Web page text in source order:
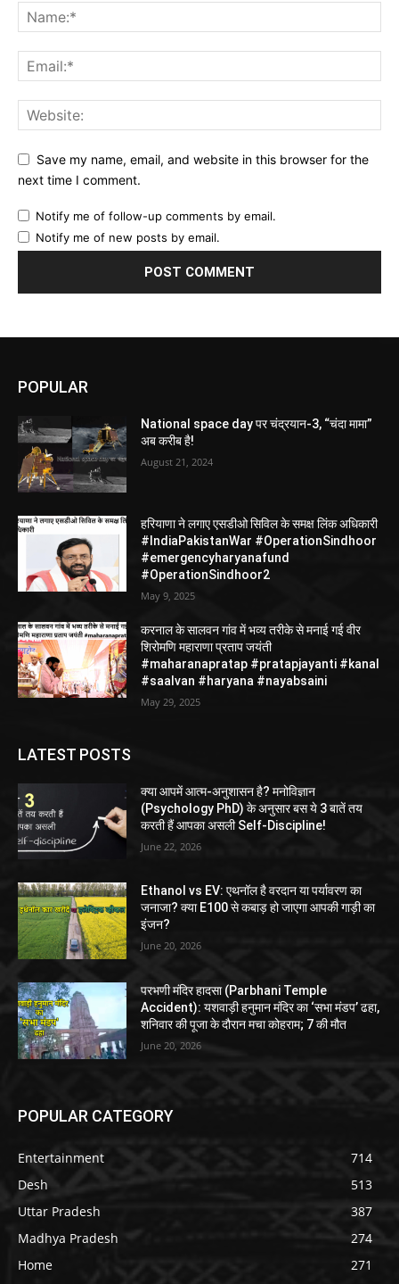
Save my name, email, and website in this browser for the
next time I comment.
Notify me of follow-up comments by email.
Notify me of new posts by email.
POPULAR
National space day पर चंद्रयान-3, “चंदा मामा”
अब करीब है!
August 21, 2024
हरियाणा ने लगाए एसडीओ सिविल के समक्ष लिंक अधिकारी
#IndiaPakistanWar #OperationSindhoor
#emergencyharyanafund
#OperationSindhoor2
May 9, 2025
करनाल के सालवन गांव में भव्य तरीके से मनाई गई वीर
शिरोमणि महाराणा प्रताप जयंती
#maharanapratap #pratapjayanti #kanal
#saalvan #haryana #nayabsaini
May 29, 2025
LATEST POSTS
क्या आपमें आत्म-अनुशासन है? मनोविज्ञान
(Psychology PhD) के अनुसार बस ये 3 बातें तय
करती हैं आपका असली Self-Discipline!
June 22, 2026
Ethanol vs EV: एथनॉल है वरदान या पर्यावरण का
जनाजा? क्या E100 से कबाड़ हो जाएगा आपकी गाड़ी का
इंजन?
June 20, 2026
परभणी मंदिर हादसा (Parbhani Temple
Accident): यशवाड़ी हनुमान मंदिर का ‘सभा मंडप’ ढहा,
शनिवार की पूजा के दौरान मचा कोहराम; 7 की मौत
June 20, 2026
POPULAR CATEGORY
Entertainment
714
Desh
513
Uttar Pradesh
387
Madhya Pradesh
274
Home
271